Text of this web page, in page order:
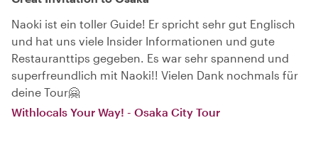
Naoki ist ein toller Guide! Er spricht sehr gut Englisch
und hat uns viele Insider Informationen und gute
Restauranttips gegeben. Es war sehr spannend und
superfreundlich mit Naoki!! Vielen Dank nochmals für
deine Tour🤗
Withlocals Your Way! - Osaka City Tour